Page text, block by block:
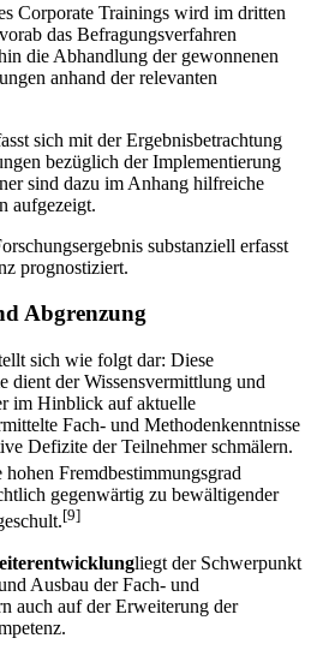
Corporate Trainings wird im dritten
das Befragungsverfahren
die Abhandlung der gewonnenen
anhand der relevanten
sich mit der Ergebnisbetrachtung
bezüglich der Implementierung
sind dazu im Anhang hilfreiche
aufgezeigt.
substanziell erfasst
prognostiziert.
Abgrenzung
sich wie folgt dar: Diese
dient der Wissensvermittlung und
im Hinblick auf aktuelle
Fach- und Methodenkenntnisse
Defizite der Teilnehmer schmälern.
Fremdbestimmungsgrad
gegenwärtig zu bewältigender
[9]
liegt der Schwerpunkt
Ausbau der Fach- und
auch auf der Erweiterung der